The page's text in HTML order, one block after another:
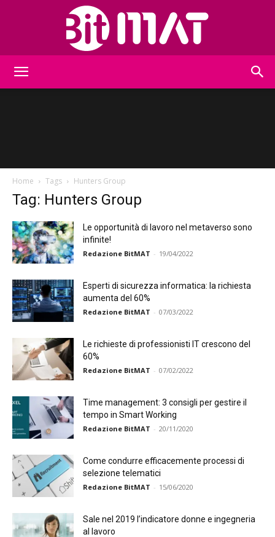
Home Tags Hunters Group
Tag: Hunters Group
Le opportunità di lavoro nel metaverso sono
infinite!
Redazione BitMAT - 19/04/2022
Esperti di sicurezza informatica: la richiesta
aumenta del 60%
Redazione BitMAT - 07/03/2022
Le richieste di professionisti IT crescono del
60%
Redazione BitMAT - 07/02/2022
Time management: 3 consigli per gestire il
tempo in Smart Working
Redazione BitMAT - 20/11/2020
Come condurre efficacemente processi di
selezione telematici
Redazione BitMAT - 15/06/2020
Sale nel 2019 l’indicatore donne e ingegneria
al lavoro